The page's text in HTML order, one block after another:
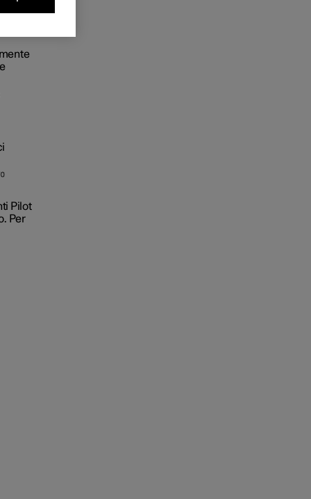
e
Pilot
Per